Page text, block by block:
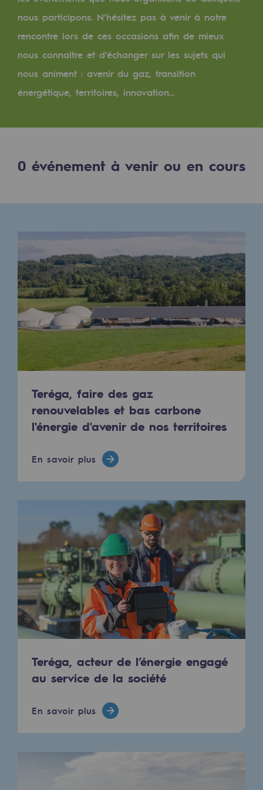
Transversalité et Collaboratif
Notre culture et nos valeurs
Une organisation certifiée
Notre organisation
Indicateurs
Les énergies d'avenir
Les énergies d'avenir
Notre vision
Gaz renouvelables et procédés durables
Gaz renouvelables et procédés
Pyrogazéification et gazéification
Méthanation
Captage de CO2
Concertations CH4, H2 et CO2
Espace pédagogique
2050 : un monde d’énergies
Objectif Hydrogène
CCUS Objectif Zéro CO2
Objectif Biométhane
Le Labo
Acteur engagé
Acteur engagé
Ambition RSE
Responsabilité environnementale
Responsabilité environnementale
nous participons. N’hésitez pas à venir à notre
rencontre lors de ces occasions afin de mieux
nous connaître et d’échanger sur les sujets qui
nous animent : avenir du gaz, transition
énergétique, territoires, innovation...
0 événement à venir ou en cours
Teréga, faire des gaz
renouvelables et bas carbone
l'énergie d'avenir de nos territoires
En savoir plus
Teréga, acteur de l’énergie engagé
au service de la société
En savoir plus